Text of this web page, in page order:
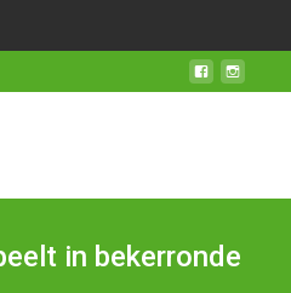
in bekerronde